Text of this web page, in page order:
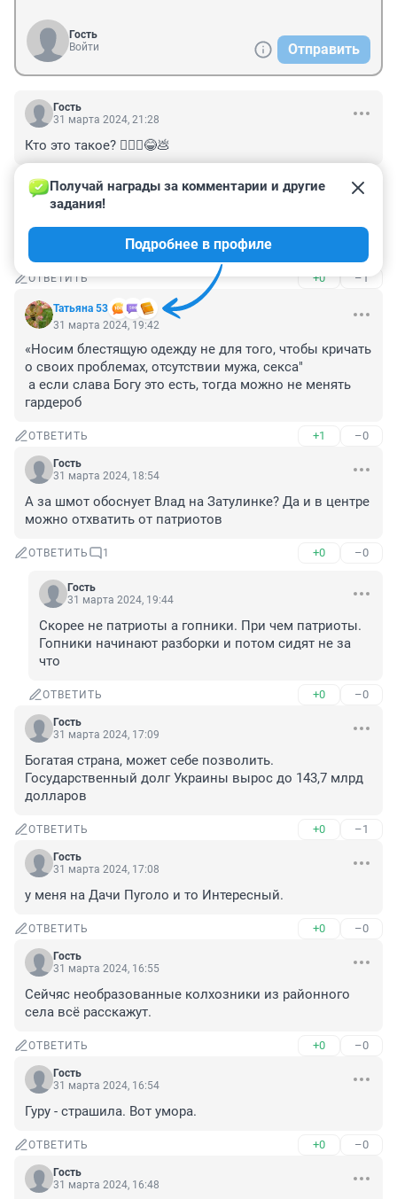
Гость
Войти
Отправить
Гость
31 марта 2024, 21:28
Кто это такое? 🤦🏻‍♂️😂💩
ОТВЕТИТЬ –0
Гость
Это что за три два раз?
ОТВЕТИТЬ +0 –1
Татьяна 53
Получай награды за комментарии и другие
задания!
Подробнее в профиле
31 марта 2024, 19:42
«Носим блестящую одежду не для того, чтобы кричать
о своих проблемах, отсутствии мужа, секса"
а если слава Богу это есть, тогда можно не менять
гардероб
ОТВЕТИТЬ +1 –0
Гость
31 марта 2024, 18:54
А за шмот обоснует Влад на Затулинке? Да и в центре
можно отхватить от патриотов
ОТВЕТИТЬ 1 +0 –0
Гость
31 марта 2024, 19:44
Скорее не патриоты а гопники. При чем патриоты.
Гопники начинают разборки и потом сидят не за
что
ОТВЕТИТЬ +0 –0
Гость
31 марта 2024, 17:09
Богатая страна, может себе позволить.
Государственный долг Украины вырос до 143,7 млрд
долларов
ОТВЕТИТЬ +0 –1
Гость
31 марта 2024, 17:08
у меня на Дачи Пуголо и то Интересный.
ОТВЕТИТЬ +0 –0
Гость
31 марта 2024, 16:55
Сейчяс необразованные колхозники из районного
села всё расскажут.
ОТВЕТИТЬ +0 –0
Гость
31 марта 2024, 16:54
Гуру - страшила. Вот умора.
ОТВЕТИТЬ +0 –0
Гость
31 марта 2024, 16:48